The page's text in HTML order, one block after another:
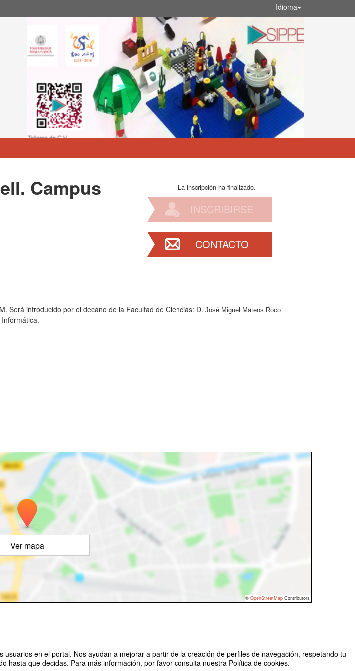
en el portal. Nos ayudan a mejorar a partir de la creación de perfiles de navegación, respetando tu
hasta que decidas. Para más información, por favor consulta nuestra Política de cookies.
Idioma
Campus La inscripción ha finalizado.
INSCRIBIRSE
CONTACTO
Será introducido por el decano de la Facultad de Ciencias: D. José Miguel Mateos Roco.
Ver mapa
© OpenStreetMap Contributors
Organizado por SIPPE - XVII Feria Virtual de Empleo. USAL